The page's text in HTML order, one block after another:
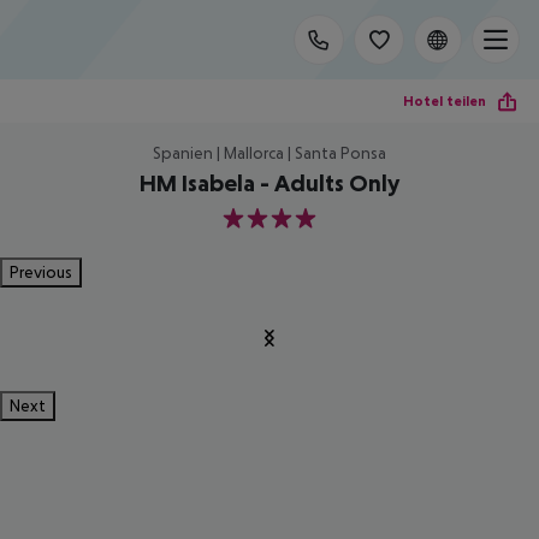
Hotel teilen
Spanien | Mallorca | Santa Ponsa
HM Isabela - Adults Only
4
Previous
Next